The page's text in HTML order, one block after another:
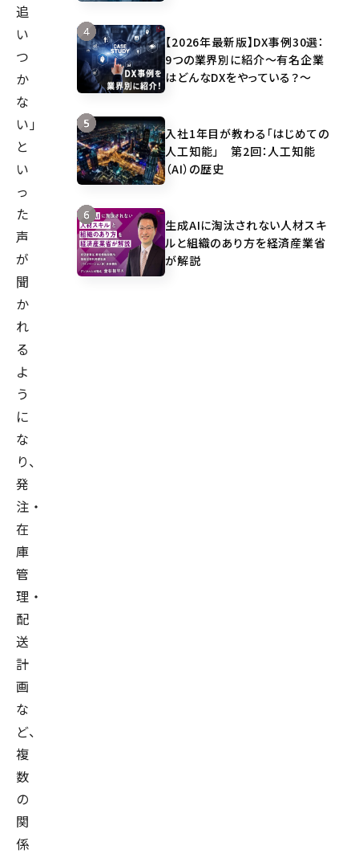
追
い
つ
か
な
い」
と
い
っ
た
声
が
聞
か
れ
る
よ
う
に
な
り、
発
注・
在
庫
管
理・
配
送
計
画
な
ど、
複
数
の
関
係
【2026年最新版】DX事例30選：
9つの業界別に紹介～有名企業
はどんなDXをやっている？～
入社1年目が教わる「はじめての
人工知能」 第2回：人工知能
（AI）の歴史
生成AIに淘汰されない人材スキ
ルと組織のあり方を経済産業省
が解説